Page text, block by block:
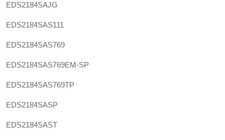
EDS2184SAJG
EDS2184SAS111
EDS2184SAS769
EDS2184SAS769EM-SP
EDS2184SAS769TP
EDS2184SASP
EDS2184SAST